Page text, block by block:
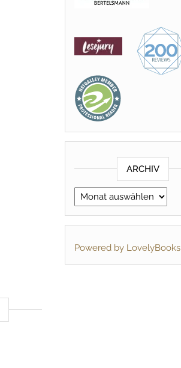
ARCHIV
Archiv
Powered by LovelyBooks